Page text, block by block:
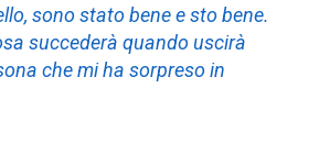
sono stato bene e sto bene.
succederà quando uscirà
che mi ha sorpreso in